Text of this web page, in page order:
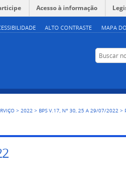
ALTO CONTRASTE MAPA
Acesso à informação
Buscar no
>2022 > BPS V.17, Nº 30, 25 A 29/07/2022 >